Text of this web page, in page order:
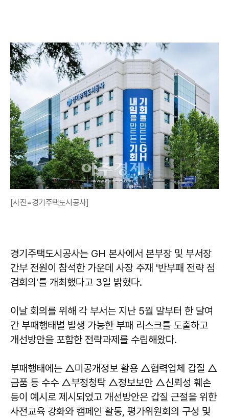
[사진=경기주택도시공사]
경기주택도시공사는 GH 본사에서 본부장 및 부서장
간부 전원이 참석한 가운데 사장 주재 '반부패 전략 점
검회의'를 개최했다고 3일 밝혔다.
이날 회의를 위해 각 부서는 지난 5월 말부터 한 달여
간 부패행태별 발생 가능한 부패 리스크를 도출하고
개선방안을 포함한 전략과제를 수립해왔다.
부패행태에는 △미공개정보 활용 △협력업체 갑질 △
금품 등 수수 △부정청탁 △정보보안 △신뢰성 훼손
등이 예시로 제시되었고 개선방안은 갑질 근절을 위한
사전교육 강화와 캠페인 활동, 평가위원회의 구성 및